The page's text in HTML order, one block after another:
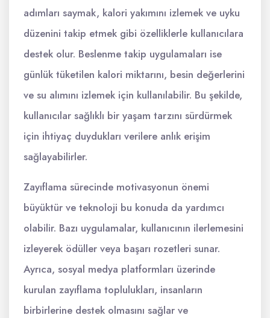
adımları saymak, kalori yakımını izlemek ve uyku
düzenini takip etmek gibi özelliklerle kullanıcılara
destek olur. Beslenme takip uygulamaları ise
günlük tüketilen kalori miktarını, besin değerlerini
ve su alımını izlemek için kullanılabilir. Bu şekilde,
kullanıcılar sağlıklı bir yaşam tarzını sürdürmek
için ihtiyaç duydukları verilere anlık erişim
sağlayabilirler.
Zayıflama sürecinde motivasyonun önemi
büyüktür ve teknoloji bu konuda da yardımcı
olabilir. Bazı uygulamalar, kullanıcının ilerlemesini
izleyerek ödüller veya başarı rozetleri sunar.
Ayrıca, sosyal medya platformları üzerinde
kurulan zayıflama toplulukları, insanların
birbirlerine destek olmasını sağlar ve